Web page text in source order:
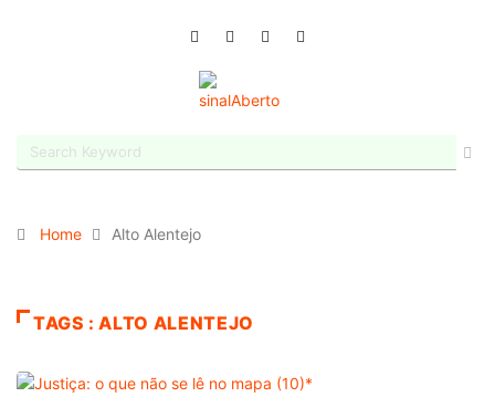
Home Alto Alentejo
TAGS : ALTO ALENTEJO